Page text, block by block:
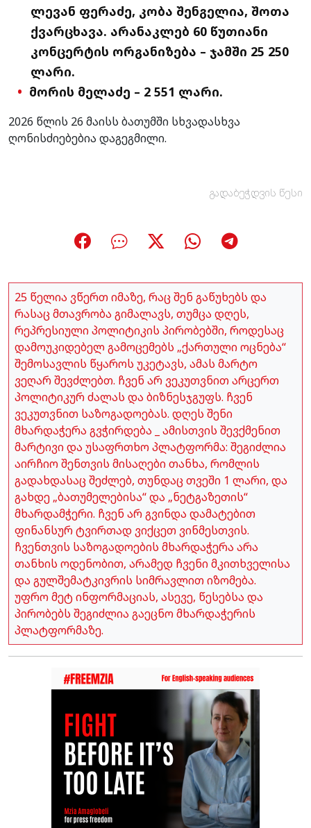
ლევან ფერაძე, კობა შენგელია, შოთა
ქვარცხავა. არანაკლებ 60 წუთიანი
კონცერტის ორგანიზება – ჯამში 25 250
ლარი.
მორის მელაძე – 2 551 ლარი.
2026 წლის 26 მაისს ბათუმში სხვადასხვა
ღონისძიებებია დაგეგმილი.
გადაბეჭდვის წესი
25 წელია ვწერთ იმაზე, რაც შენ გაწუხებს და
რასაც მთავრობა გიმალავს, თუმცა დღეს,
რეპრესიული პოლიტიკის პირობებში, როდესაც
დამოუკიდებელ გამოცემებს „ქართული ოცნება“
შემოსავლის წყაროს უკეტავს, ამას მარტო
ვეღარ შევძლებთ. ჩვენ არ ვეკუთვნით არცერთ
პოლიტიკურ ძალას და ბიზნესჯგუფს. ჩვენ
ვეკუთვნით საზოგადოებას. დღეს შენი
მხარდაჭერა გვჭირდება _ ამისთვის შევქმენით
მარტივი და უსაფრთხო პლატფორმა: შეგიძლია
აირჩიო შენთვის მისაღები თანხა, რომლის
გადახდასაც შეძლებ, თუნდაც თვეში 1 ლარი, და
გახდე „ბათუმელებისა“ და „ნეტგაზეთის“
მხარდამჭერი. ჩვენ არ გვინდა დამატებით
ფინანსურ ტვირთად ვიქცეთ ვინმესთვის.
ჩვენთვის საზოგადოების მხარდაჭერა არა
თანხის ოდენობით, არამედ ჩვენი მკითხველისა
და გულშემატკივრის სიმრავლით იზომება.
უფრო მეტ ინფორმაციას, ასევე, წესებსა და
პირობებს შეგიძლია გაეცნო მხარდაჭერის
პლატფორმაზე.